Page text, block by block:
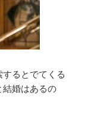
するとでてくる
結婚はあるの